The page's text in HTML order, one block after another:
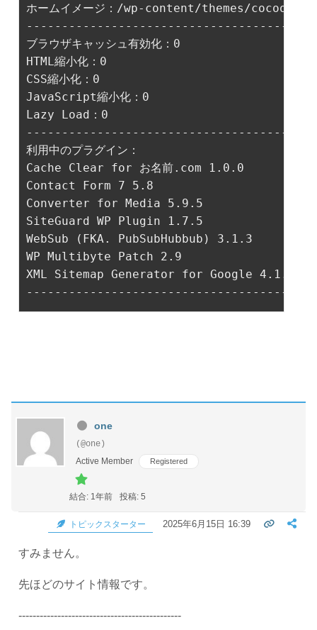
ホームイメージ：/wp-content/themes/
ブラウザキャッシュ有効化：0
HTML縮小化：0
CSS縮小化：0
Lazy Load：0
利用中のプラグイン：
Cache Clear for お名前.com 1.0.0
Contact Form 7 5.8
Converter for Media 5.9.5
SiteGuard WP Plugin 1.7.5
WebSub (FKA. PubSubHubbub) 3.1.3
XML Sitemap Generator for Google 4.1.13
one
(@one)
Active Member
Registered
結合: 1年前 投稿: 5
トピックスターター 2025年6月15日 16:39
すみません。
先ほどのサイト情報です。
----------------------------------------------